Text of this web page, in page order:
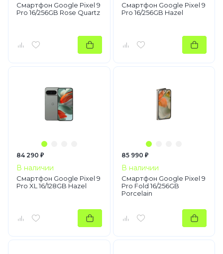
Смартфон Google Pixel 9
Pro 16/256GB Rose Quartz
Смартфон Google Pixel 9
Pro 16/256GB Hazel
84 290 ₽
В наличии
Смартфон Google Pixel 9
Pro XL 16/128GB Hazel
85 990 ₽
В наличии
Смартфон Google Pixel 9
Pro Fold 16/256GB
Porcelain